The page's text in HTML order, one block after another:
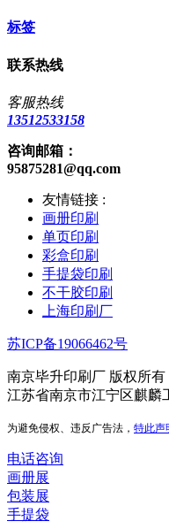
标签
联系热线
客服热线
13512533158
咨询邮箱：
95875281@qq.com
友情链接 :
画册印刷
单页印刷
彩盒印刷
手提袋印刷
不干胶印刷
上海印刷厂
苏ICP备19066462号
南京毕升印刷厂 版权所有
江苏省南京市江宁区麒麟
为避免侵权、违反广告法， 特此声
电话咨询
画册展
包装展
手提袋